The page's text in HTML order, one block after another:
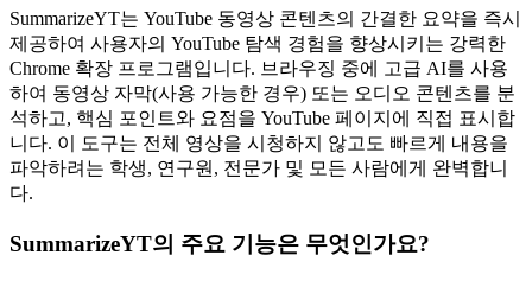
SummarizeYT는 YouTube 동영상 콘텐츠의 간결한 요약을 즉시
제공하여 사용자의 YouTube 탐색 경험을 향상시키는 강력한
Chrome 확장 프로그램입니다. 브라우징 중에 고급 AI를 사용
하여 동영상 자막(사용 가능한 경우) 또는 오디오 콘텐츠를 분
석하고, 핵심 포인트와 요점을 YouTube 페이지에 직접 표시합
니다. 이 도구는 전체 영상을 시청하지 않고도 빠르게 내용을
파악하려는 학생, 연구원, 전문가 및 모든 사람에게 완벽합니
다.
SummarizeYT의 주요 기능은 무엇인가요?